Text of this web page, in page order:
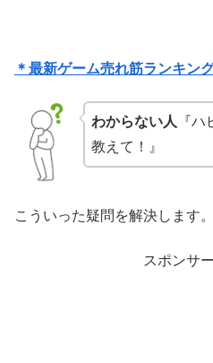
＊最新ゲーム売れ筋ランキン
わからない人 『
教えて！』
こういった疑問を解決します。
スポンサ